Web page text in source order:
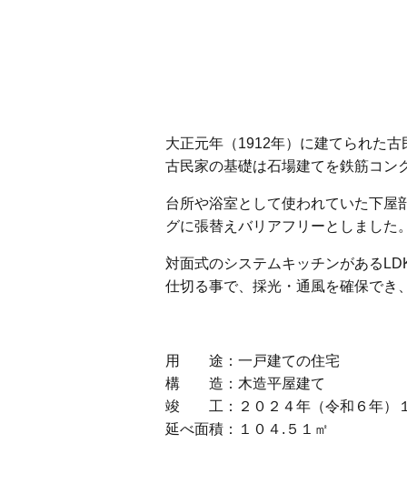
大正元年（1912年）に建てられた
古民家の基礎は石場建てを鉄筋コン
台所や浴室として使われていた下屋
グに張替えバリアフリーとしました
対面式のシステムキッチンがある
仕切る事で、採光・通風を確保でき
用 途：一戸建ての住宅
構 造：木造平屋建て
竣 工：２０２４年（令和６年）
延べ面積：１０４.５１㎡